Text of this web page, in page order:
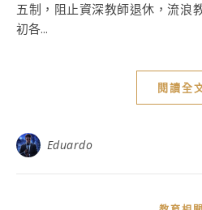
五制，阻止資深教師退休，流浪
初各...
閱讀全
Eduardo